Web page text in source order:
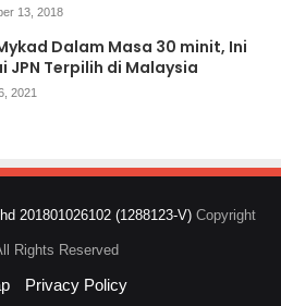
13, 2018
Dalam Masa 30 minit, Ini
JPN Terpilih di Malaysia
2021
201801026102 (1288123-V) Copyright
Rights Reserved
Privacy Policy